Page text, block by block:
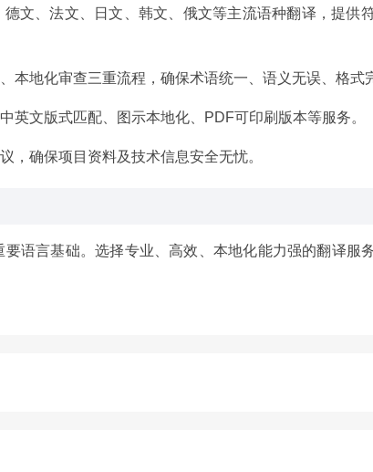
德文、法文、日文、韩文、俄文等主流语种翻译，提供
本地化审查三重流程，确保术语统一、语义无误、格式
英文版式匹配、图示本地化、PDF可印刷版本等服务。
，确保项目资料及技术信息安全无忧。
语言基础。选择专业、高效、本地化能力强的翻译服